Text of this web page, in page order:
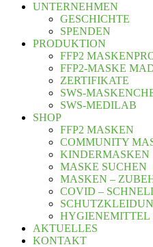
UNTERNEHMEN
GESCHICHTE
SPENDEN
PRODUKTION
FFP2
FFP2-MASKE
ZERTIFIKATE
SWS-
SWS-MEDILAB
SHOP
FFP2 MASKEN
COMMUNITY
KINDERMASKEN
MASKE SUCHEN
MASKEN –
COVID –
HYGIENEMITTEL
AKTUELLES
KONTAKT